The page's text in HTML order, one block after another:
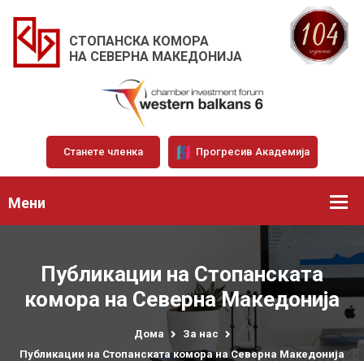
СТОПАНСКА КОМОРА
НА СЕВЕРНА МАКЕДОНИЈА
Станете членка Прогресив Академија
Мени
Публикации на Стопанската
комора на Северна Македонија
Дома
За нас
Публикации на Стопанската комора на Северна Македонија